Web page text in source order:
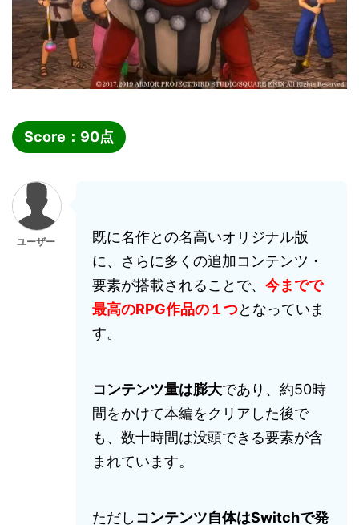
Score： 90点
ユーザー
既に名作との名高いオリジナル版
に、さらに多くの追加コンテンツ・
要素が搭載されることで、 今までで
最高のRPG作品の１つとなっていま
す。
コンテンツ量は膨大であり、約50時
間をかけて本編をクリアした後で
も、数十時間は没頭できる要素が含
まれています。
ただし コンテンツ自体はSwitchで発